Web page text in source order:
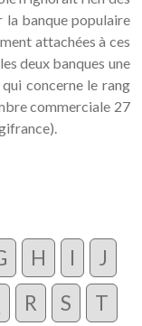
la banque populaire
attachées à ces
deux banques une
concerne le rang
commerciale 27
H I
J
R S
T